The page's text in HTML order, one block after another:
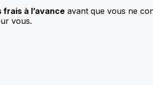
frais à l’avance avant que vous ne
vous.